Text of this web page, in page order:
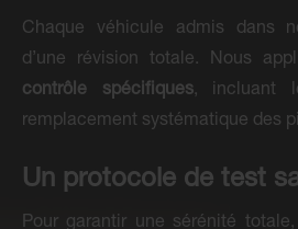
Chaque véhicule admis dans
d’une révision totale. Nous
contrôle spécifiques, incluant
remplacement systématique des
Un protocole de test
Pour garantir une sérénité